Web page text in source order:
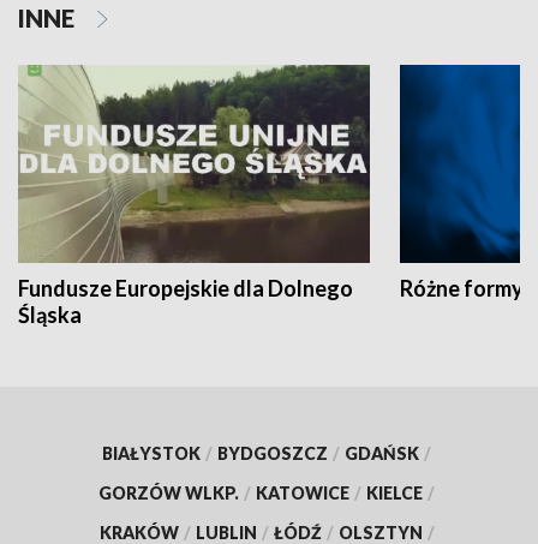
INNE
Fundusze Europejskie dla Dolnego
Śląska
Różne formy
BIAŁYSTOK / BYDGOSZCZ / GDAŃSK /
GORZÓW WLKP. / KATOWICE / KIELCE /
KRAKÓW / LUBLIN / ŁÓDŹ / OLSZTYN /